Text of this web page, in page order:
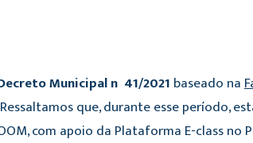
Municipal nº 41/2021 baseado na
Ressaltamos que, durante esse período,
com apoio da Plataforma E-class no